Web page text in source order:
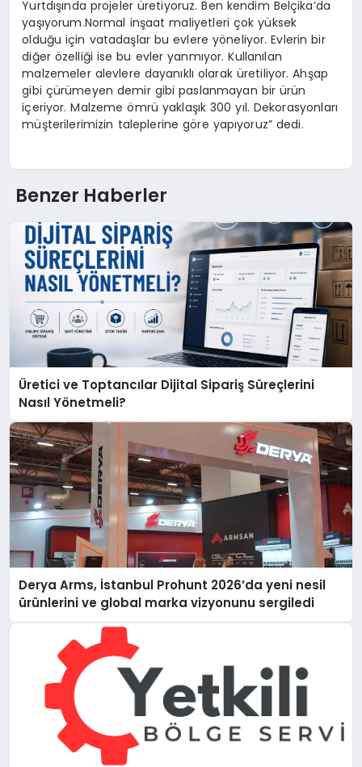
Yurtdışında projeler üretiyoruz. Ben kendim Belçika’da
yaşıyorum.Normal inşaat maliyetleri çok yüksek
olduğu için vatadaşlar bu evlere yöneliyor. Evlerin bir
diğer özelliği ise bu evler yanmıyor. Kullanılan
malzemeler alevlere dayanıklı olarak üretiliyor. Ahşap
gibi çürümeyen demir gibi paslanmayan bir ürün
içeriyor. Malzeme ömrü yaklaşık 300 yıl. Dekorasyonları
müşterilerimizin taleplerine göre yapıyoruz” dedi.
Benzer Haberler
Üretici ve Toptancılar Dijital Sipariş Süreçlerini
Nasıl Yönetmeli?
Derya Arms, İstanbul Prohunt 2026’da yeni nesil
ürünlerini ve global marka vizyonunu sergiledi